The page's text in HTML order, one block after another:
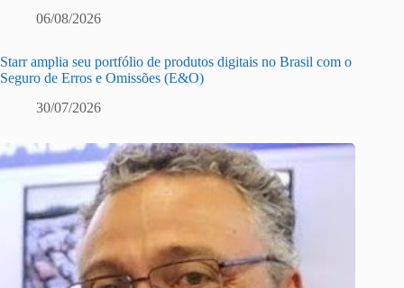
06/08/2026
Starr amplia seu portfólio de produtos digitais no Brasil com o
Seguro de Erros e Omissões (E&O)
30/07/2026